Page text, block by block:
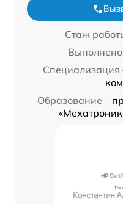
Стаж
Специализация
Образование –